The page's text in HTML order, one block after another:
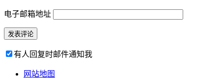
电子邮箱地址
有人回复时邮件通知我
网站地图